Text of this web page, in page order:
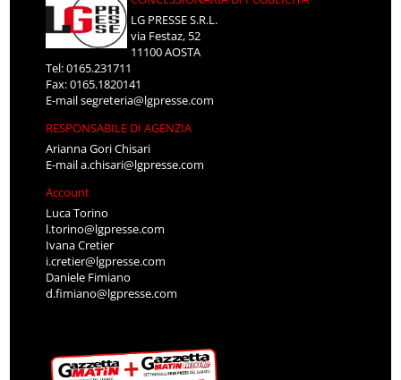
LG PRESSE S.R.L.
via Festaz, 52
11100 AOSTA
Tel: 0165.231711
Fax: 0165.1820141
E-mailsegreteria@lgpresse.com
RESPONSABILE DI AGENZIA
Arianna Gori Chisari
E-maila.chisari@lgpresse.com
Account
Luca Torino
l.torino@lgpresse.com
Ivana Cretier
i.cretier@lgpresse.com
Daniele Fimiano
d.fimiano@lgpresse.com